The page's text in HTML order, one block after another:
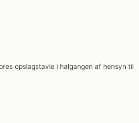
opslagstavle i halgangen af hensyn til